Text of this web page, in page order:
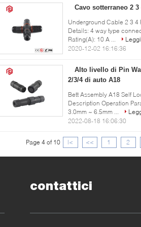
Cavo sotterraneo 2
Underground Cable 2 3 4
Details: 4 way type
Rating(A): 10 A ...
2020-12-02 16:16:36
Alto livello di Pin
2/3/4 di auto A18
Bett Assembly A18 Self
Description Operation
3.0mm ~ 6.5mm ...
2022-08-18 16:06:30
Page 4 of 10 |< << 1 2
contattici